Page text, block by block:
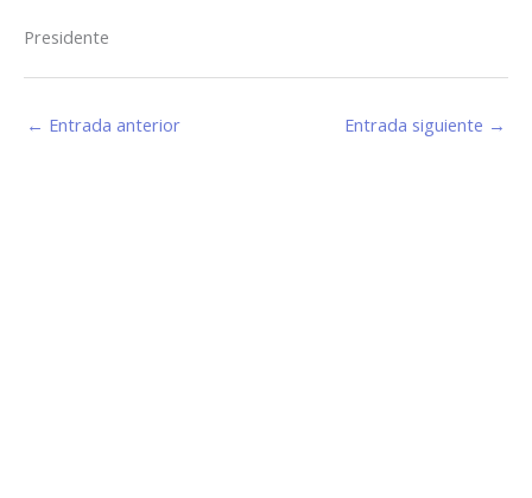
Presidente
← Entrada anterior Entrada siguiente →